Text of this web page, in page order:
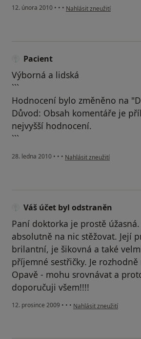
12. února 2010 • • • podle názoru uživatele Váš
Nahlásit zneužití
Pacient
Výborná a lidská
```
Hodnocení bylo změněno na
Důvod: Obsah komentáře je
nejvyšší hodnocení.
```
28. ledna 2010 • • • podle názoru uživatele
Nahlásit zneužití
Váš účet byl odstraněn
Paní doktorka je prostě
absolutně na nic stěžovat. Její
brilantní, je šikovná a také
příjemné sestřičky. Je
Opavě - mohu srovnávat a
doporučuji všem!!!!
12. prosince 2009 • • • podle názoru uživatele
Nahlásit zneužití